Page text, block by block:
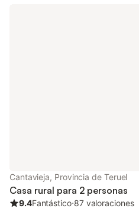
Cantavieja, Provincia de Teruel
Casa rural para 2 personas
9.4Fantástico⋅87 valoraciones